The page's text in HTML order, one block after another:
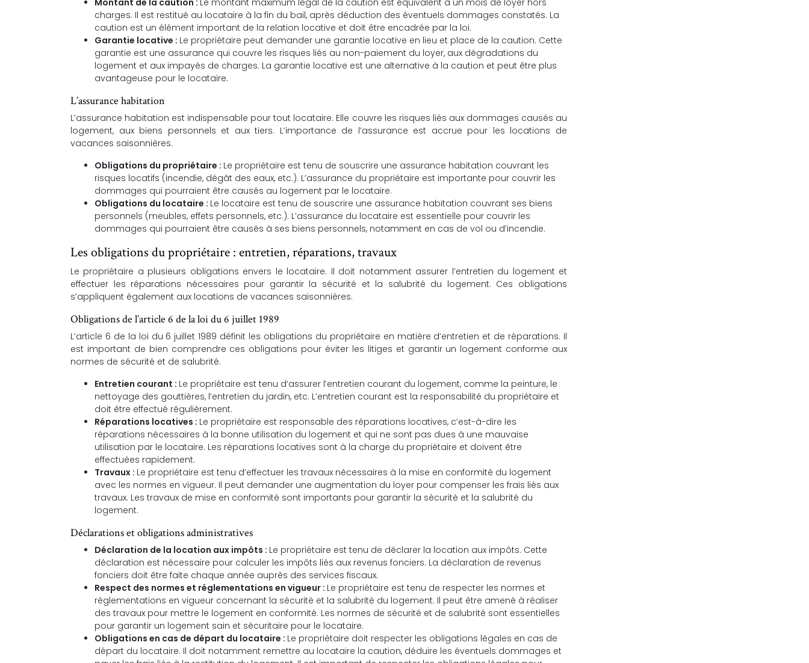
Montant de la caution : Le montant maximum légal de la caution est équivalent à un mois de loyer hors
charges. Il est restitué au locataire à la fin du bail, après déduction des éventuels dommages constatés. La
caution est un élément important de la relation locative et doit être encadrée par la loi.
Garantie locative : Le propriétaire peut demander une garantie locative en lieu et place de la caution. Cette
garantie est une assurance qui couvre les risques liés au non-paiement du loyer, aux dégradations du
logement et aux impayés de charges. La garantie locative est une alternative à la caution et peut être plus
avantageuse pour le locataire.
L’assurance habitation
L’assurance habitation est indispensable pour tout locataire. Elle couvre les risques liés aux dommages causés au
logement, aux biens personnels et aux tiers. L’importance de l’assurance est accrue pour les locations de
vacances saisonnières.
Obligations du propriétaire : Le propriétaire est tenu de souscrire une assurance habitation couvrant les
risques locatifs (incendie, dégât des eaux, etc.). L’assurance du propriétaire est importante pour couvrir les
dommages qui pourraient être causés au logement par le locataire.
Obligations du locataire : Le locataire est tenu de souscrire une assurance habitation couvrant ses biens
personnels (meubles, effets personnels, etc.). L’assurance du locataire est essentielle pour couvrir les
dommages qui pourraient être causés à ses biens personnels, notamment en cas de vol ou d’incendie.
Les obligations du propriétaire : entretien, réparations, travaux
Le propriétaire a plusieurs obligations envers le locataire. Il doit notamment assurer l’entretien du logement et
effectuer les réparations nécessaires pour garantir la sécurité et la salubrité du logement. Ces obligations
s’appliquent également aux locations de vacances saisonnières.
Obligations de l’article 6 de la loi du 6 juillet 1989
L’article 6 de la loi du 6 juillet 1989 définit les obligations du propriétaire en matière d’entretien et de réparations. Il
est important de bien comprendre ces obligations pour éviter les litiges et garantir un logement conforme aux
normes de sécurité et de salubrité.
Entretien courant : Le propriétaire est tenu d’assurer l’entretien courant du logement, comme la peinture, le
nettoyage des gouttières, l’entretien du jardin, etc. L’entretien courant est la responsabilité du propriétaire et
doit être effectué régulièrement.
Réparations locatives : Le propriétaire est responsable des réparations locatives, c’est-à-dire les
réparations nécessaires à la bonne utilisation du logement et qui ne sont pas dues à une mauvaise
utilisation par le locataire. Les réparations locatives sont à la charge du propriétaire et doivent être
effectuées rapidement.
Travaux : Le propriétaire est tenu d’effectuer les travaux nécessaires à la mise en conformité du logement
avec les normes en vigueur. Il peut demander une augmentation du loyer pour compenser les frais liés aux
travaux. Les travaux de mise en conformité sont importants pour garantir la sécurité et la salubrité du
logement.
Déclarations et obligations administratives
Déclaration de la location aux impôts : Le propriétaire est tenu de déclarer la location aux impôts. Cette
déclaration est nécessaire pour calculer les impôts liés aux revenus fonciers. La déclaration de revenus
fonciers doit être faite chaque année auprès des services fiscaux.
Respect des normes et réglementations en vigueur : Le propriétaire est tenu de respecter les normes et
réglementations en vigueur concernant la sécurité et la salubrité du logement. Il peut être amené à réaliser
des travaux pour mettre le logement en conformité. Les normes de sécurité et de salubrité sont essentielles
pour garantir un logement sain et sécuritaire pour le locataire.
Obligations en cas de départ du locataire : Le propriétaire doit respecter les obligations légales en cas de
départ du locataire. Il doit notamment remettre au locataire la caution, déduire les éventuels dommages et